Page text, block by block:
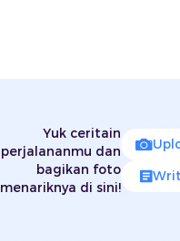
Yuk ceritain
perjalananmu dan
bagikan foto
menariknya di sini!